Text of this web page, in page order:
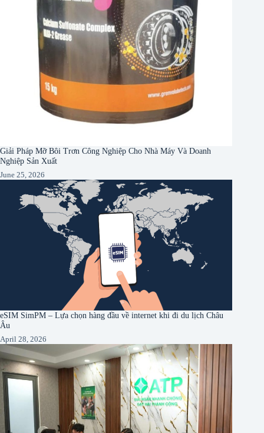
Giải Pháp Mỡ Bôi Trơn Công Nghiệp Cho Nhà Máy Và Doanh
Nghiệp Sản Xuất
June 25, 2026
eSIM SimPM – Lựa chọn hàng đầu về internet khi đi du lịch Châu
Âu
April 28, 2026